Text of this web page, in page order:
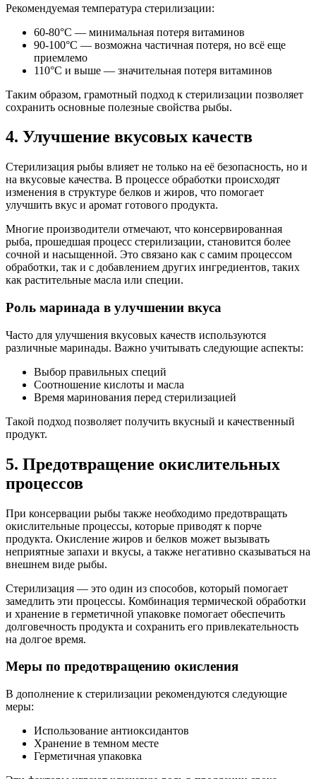
Рекомендуемая температура стерилизации:
60-80°C — минимальная потеря витаминов
90-100°C — возможна частичная потеря, но всё еще
приемлемо
110°C и выше — значительная потеря витаминов
Таким образом, грамотный подход к стерилизации позволяет
сохранить основные полезные свойства рыбы.
4. Улучшение вкусовых качеств
Стерилизация рыбы влияет не только на её безопасность, но и
на вкусовые качества. В процессе обработки происходят
изменения в структуре белков и жиров, что помогает
улучшить вкус и аромат готового продукта.
Многие производители отмечают, что консервированная
рыба, прошедшая процесс стерилизации, становится более
сочной и насыщенной. Это связано как с самим процессом
обработки, так и с добавлением других ингредиентов, таких
как растительные масла или специи.
Роль маринада в улучшении вкуса
Часто для улучшения вкусовых качеств используются
различные маринады. Важно учитывать следующие аспекты:
Выбор правильных специй
Соотношение кислоты и масла
Время маринования перед стерилизацией
Такой подход позволяет получить вкусный и качественный
продукт.
5. Предотвращение окислительных
процессов
При консервации рыбы также необходимо предотвращать
окислительные процессы, которые приводят к порче
продукта. Окисление жиров и белков может вызывать
неприятные запахи и вкусы, а также негативно сказываться на
внешнем виде рыбы.
Стерилизация — это один из способов, который помогает
замедлить эти процессы. Комбинация термической обработки
и хранение в герметичной упаковке помогает обеспечить
долговечность продукта и сохранить его привлекательность
на долгое время.
Меры по предотвращению окисления
В дополнение к стерилизации рекомендуются следующие
меры:
Использование антиоксидантов
Хранение в темном месте
Герметичная упаковка